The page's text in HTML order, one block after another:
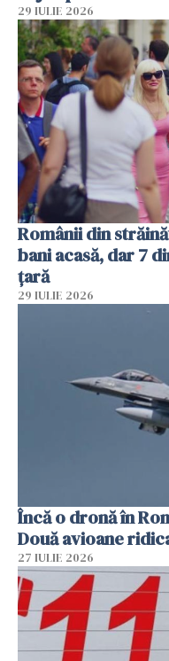
29 IULIE 2026
Românii din
bani acasă, dar 7
țară
29 IULIE 2026
Încă o dronă în
Două avioane
27 IULIE 2026